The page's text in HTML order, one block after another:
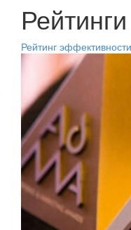
Рейтинги
Рейтинг